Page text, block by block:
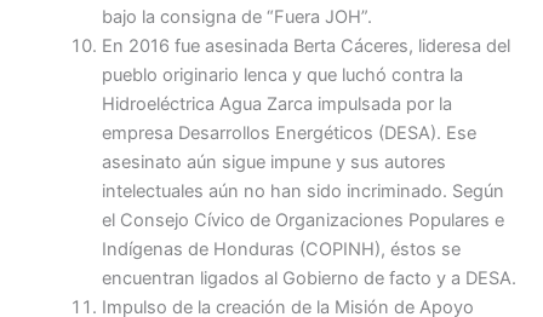
bajo la consigna de “Fuera JOH”.
En 2016 fue asesinada Berta Cáceres, lideresa del
pueblo originario lenca y que luchó contra la
Hidroeléctrica Agua Zarca impulsada por la
empresa Desarrollos Energéticos (DESA). Ese
asesinato aún sigue impune y sus autores
intelectuales aún no han sido incriminado. Según
el Consejo Cívico de Organizaciones Populares e
Indígenas de Honduras (COPINH), éstos se
encuentran ligados al Gobierno de facto y a DESA.
Impulso de la creación de la Misión de Apoyo